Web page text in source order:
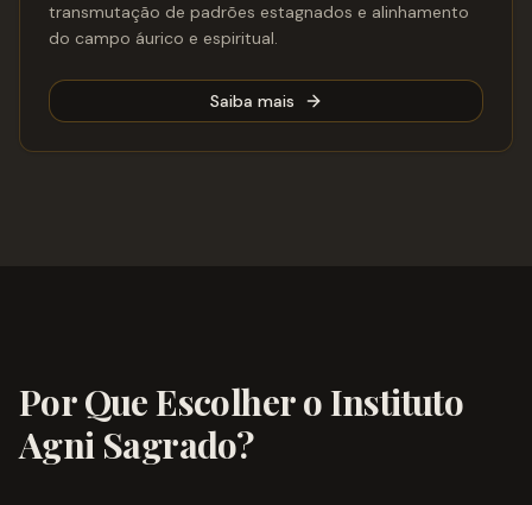
transmutação de padrões estagnados e alinhamento
do campo áurico e espiritual.
Saiba mais
Por Que Escolher o Instituto
Agni Sagrado?